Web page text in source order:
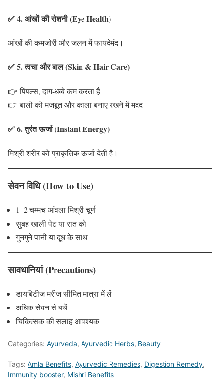
✅ 4. आंखों की रोशनी (Eye Health)
आंखों की कमजोरी और जलन में फायदेमंद।
✅ 5. त्वचा और बाल (Skin & Hair Care)
👉 पिंपल्स, दाग-धब्बे कम करता है
👉 बालों को मजबूत और काला बनाए रखने में मदद
✅ 6. तुरंत ऊर्जा (Instant Energy)
मिश्री शरीर को प्राकृतिक ऊर्जा देती है।
सेवन विधि (How to Use)
1–2 चम्मच आंवला मिश्री चूर्ण
सुबह खाली पेट या रात को
गुनगुने पानी या दूध के साथ
सावधानियां (Precautions)
डायबिटीज मरीज सीमित मात्रा में लें
अधिक सेवन से बचें
चिकित्सक की सलाह आवश्यक
Categories: Ayurveda, Ayurvedic Herbs, Beauty
Tags: Amla Benefits, Ayurvedic Remedies, Digestion Remedy,
Immunity booster, Mishri Benefits